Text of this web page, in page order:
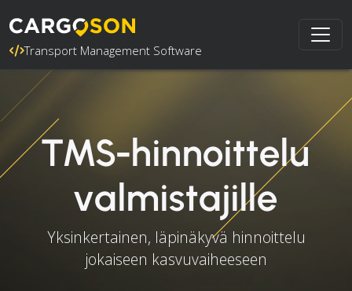
Transport Management Software
TMS-hinnoittelu
valmistajille
Yksinkertainen, läpinäkyvä hinnoittelu
jokaiseen kasvuvaiheeseen